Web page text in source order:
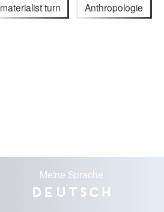
materialist turn Anthropologie
Meine Sprache
Deutsch